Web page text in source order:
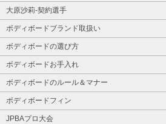
大原沙莉-契約選手
ボディボードブランド取扱い
ボディボードの選び方
ボディボードお手入れ
ボディボードのルール＆マナー
ボディボードフィン
JPBAプロ大会